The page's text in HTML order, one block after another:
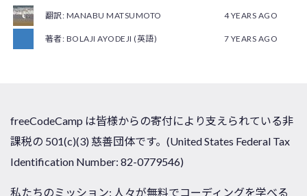
翻訳: MANABU MATSUMOTO 4 YEARS AGO
著者: BOLAJI AYODEJI (英語) 7 YEARS AGO
freeCodeCamp は皆様からの寄付により支えられている非
課税の 501(c)(3) 慈善団体です。(United States Federal Tax
Identification Number: 82-0779546)
私たちのミッション: 人々が無料でコーディングを学べる